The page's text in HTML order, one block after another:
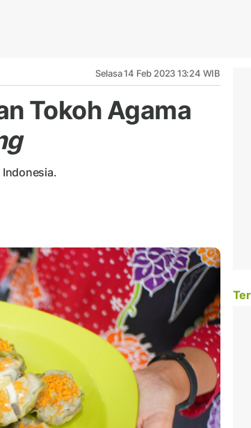
Selasa 14 Feb 2023 13:24 WIB
Tokoh Agama